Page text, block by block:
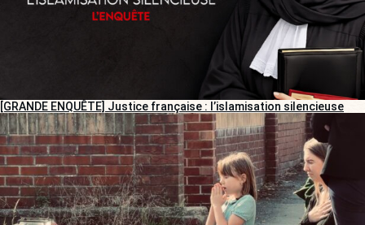
[GRANDE ENQUÊTE] Justice française : l’islamisation silencieuse